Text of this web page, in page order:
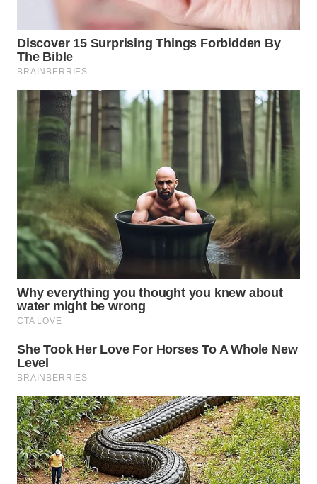
NATUNA
WN
WN
MANDALIKA
LIKUPANG
WN
LABUANBAJO
WN
BORNEO
Wahana
Media
Group
NEWS
WAHANA
TANI